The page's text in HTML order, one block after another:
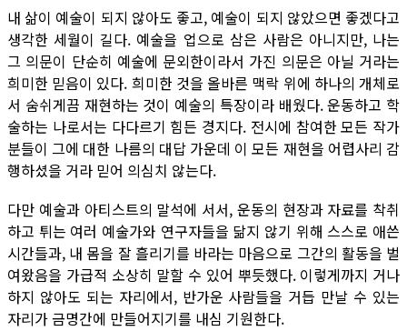
내 삶이 예술이 되지 않아도 좋고, 예술이 되지 않았으면 좋겠다고
생각한 세월이 길다. 예술을 업으로 삼은 사람은 아니지만, 나는
그 의문이 단순히 예술에 문외한이라서 가진 의문은 아닐 거라는
희미한 믿음이 있다. 희미한 것을 올바른 맥락 위에 하나의 개체로
서 숨쉬게끔 재현하는 것이 예술의 특장이라 배웠다. 운동하고 학
술하는 나로서는 다다르기 힘든 경지다. 전시에 참여한 모든 작가
분들이 그에 대한 나름의 대답 가운데 이 모든 재현을 어렵사리 감
행하셨을 거라 믿어 의심치 않는다.
다만 예술과 아티스트의 말석에 서서, 운동의 현장과 자료를 착취
하고 튀는 여러 예술가와 연구자들을 닮지 않기 위해 스스로 애쓴
시간들과, 내 몸을 잘 흘리기를 바라는 마음으로 그간의 활동을 벌
여왔음을 가급적 소상히 말할 수 있어 뿌듯했다. 이렇게까지 거나
하지 않아도 되는 자리에서, 반가운 사람들을 거듭 만날 수 있는
자리가 금명간에 만들어지기를 내심 기원한다.